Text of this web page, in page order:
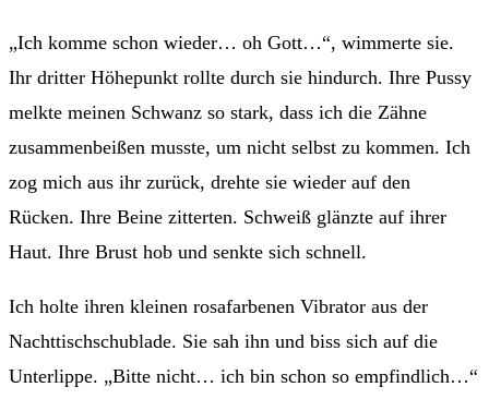
„Ich komme schon wieder… oh Gott…“, wimmerte sie.
Ihr dritter Höhepunkt rollte durch sie hindurch. Ihre Pussy
melkte meinen Schwanz so stark, dass ich die Zähne
zusammenbeißen musste, um nicht selbst zu kommen. Ich
zog mich aus ihr zurück, drehte sie wieder auf den
Rücken. Ihre Beine zitterten. Schweiß glänzte auf ihrer
Haut. Ihre Brust hob und senkte sich schnell.
Ich holte ihren kleinen rosafarbenen Vibrator aus der
Nachttischschublade. Sie sah ihn und biss sich auf die
Unterlippe. „Bitte nicht… ich bin schon so empfindlich…“